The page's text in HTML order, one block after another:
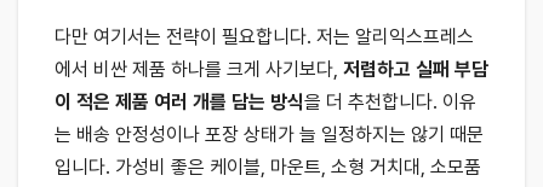
다만 여기서는 전략이 필요합니다. 저는 알리익스프레스
에서 비싼 제품 하나를 크게 사기보다, 저렴하고 실패 부담
이 적은 제품 여러 개를 담는 방식을 더 추천합니다. 이유
는 배송 안정성이나 포장 상태가 늘 일정하지는 않기 때문
입니다. 가성비 좋은 케이블, 마운트, 소형 거치대, 소모품